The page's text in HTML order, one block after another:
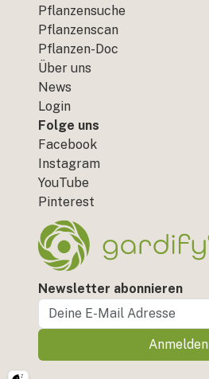
Pflanzensuche
Pflanzenscan
Pflanzen-Doc
Über uns
News
Login
Folge uns
Facebook
Instagram
YouTube
Pinterest
Newsletter abonnieren
Anmelden